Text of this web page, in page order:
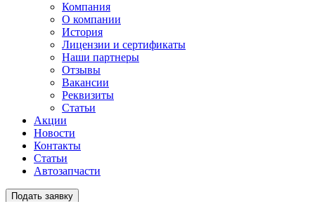
Компания
О компании
История
Лицензии и сертификаты
Наши партнеры
Отзывы
Вакансии
Реквизиты
Статьи
Акции
Новости
Контакты
Статьи
Автозапчасти
Подать заявку